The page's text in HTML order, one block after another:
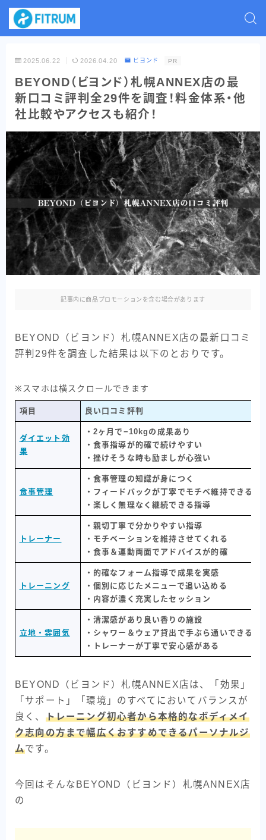
2025.06.22 2026.04.20 ビヨンド PR
BEYOND（ビヨンド）札幌ANNEX店の最
新口コミ評判全29件を調査！料金体系・他
社比較やアクセスも紹介！
記事内に商品プロモーションを含む場合があります
BEYOND（ビヨンド）札幌ANNEX店の最新口コミ
評判29件を調査した結果は以下のとおりです。
※スマホは横スクロールできます
項目 良い口コミ評判
ダイエット効
果
・2ヶ月で−10kgの成果あり
・食事指導が的確で続けやすい
・挫けそうな時も励ましが心強い
食事管理
・食事管理の知識が身につく
・フィードバックが丁寧でモチベ維持できる
・楽しく無理なく継続できる指導
トレーナー
・親切丁寧で分かりやすい指導
・モチベーションを維持させてくれる
・食事＆運動両面でアドバイスが的確
トレーニング
・的確なフォーム指導で成果を実感
・個別に応じたメニューで追い込める
・内容が濃く充実したセッション
立地・雰囲気
・清潔感があり良い香りの施設
・シャワー＆ウェア貸出で手ぶら通いできる
・トレーナーが丁寧で安心感がある
BEYOND（ビヨンド）札幌ANNEX店は、「効果」
「サポート」「環境」のすべてにおいてバランスが
良く、 トレーニング初心者から本格的なボディメイ
ク志向の方まで幅広くおすすめできるパーソナルジ
ムです。
今回はそんなBEYOND（ビヨンド）札幌ANNEX店
の